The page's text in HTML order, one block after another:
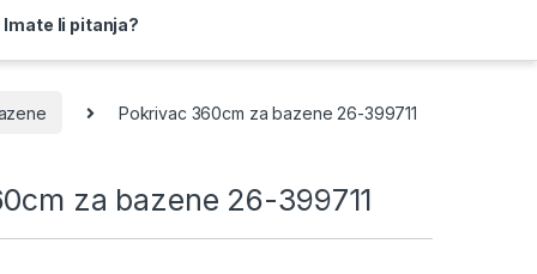
Imate li pitanja?
Pokrivac 360cm za bazene 26-399711
za bazene 26-399711